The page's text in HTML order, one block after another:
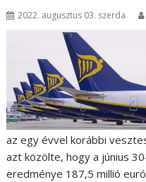
2022. augusztus 03. szerda
az egy évvel korábbi
azt közölte, hogy a június
eredménye 187,5 millió